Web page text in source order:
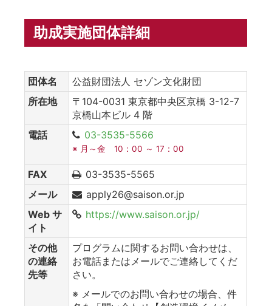
助成実施団体詳細
団体名
公益財団法人 セゾン文化財団
所在地
〒104-0031 東京都中央区京橋 3-12-7
京橋山本ビル 4 階
電話
03-3535-5566
※ 月～金 10：00 ～ 17：00
FAX
03-3535-5565
メール
apply26@saison.or.jp
Web サ
イト
https://www.saison.or.jp/
その他
の連絡
先等
プログラムに関するお問い合わせは、
お電話またはメールでご連絡してくだ
さい。
※ メールでのお問い合わせの場合、件